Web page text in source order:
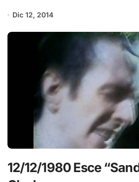
Dic 12, 2014
12/12/1980 Esce